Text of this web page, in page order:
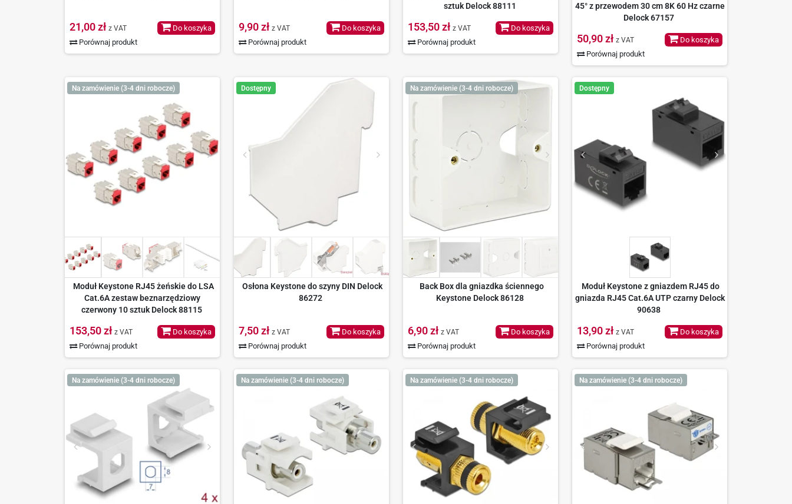
21,00 zł z VAT
Porównaj produkt
Do koszyka 9,90 zł z VAT
Porównaj produkt
Do koszyka
sztuk Delock 88111
153,50 zł z VAT
Porównaj produkt
Do koszyka
45° z przewodem 30 cm 8K 60 Hz czarne
Delock 67157
50,90 zł z VAT
Porównaj produkt
Do koszyka
Na zamówienie (3-4 dni robocze)
Moduł Keystone RJ45 żeńskie do LSA
Cat.6A zestaw beznarzędziowy
czerwony 10 sztuk Delock 88115
153,50 zł z VAT
Porównaj produkt
Do koszyka
Dostępny
Osłona Keystone do szyny DIN Delock
86272
7,50 zł z VAT
Porównaj produkt
Do koszyka
Na zamówienie (3-4 dni robocze)
Back Box dla gniazdka ściennego
Keystone Delock 86128
6,90 zł z VAT
Porównaj produkt
Do koszyka
Dostępny
Moduł Keystone z gniazdem RJ45 do
gniazda RJ45 Cat.6A UTP czarny Delock
90638
13,90 zł z VAT
Porównaj produkt
Do koszyka
Na zamówienie (3-4 dni robocze) Na zamówienie (3-4 dni robocze) Na zamówienie (3-4 dni robocze) Na zamówienie (3-4 dni robocze)